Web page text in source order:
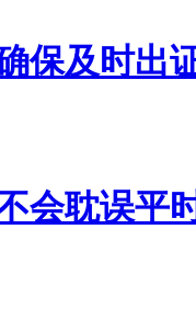
保及时出
会耽误平